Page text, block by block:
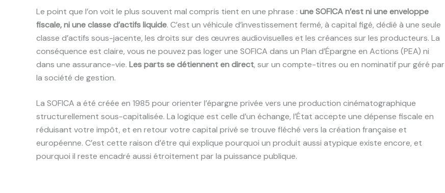
Le point que l’on voit le plus souvent mal compris tient en une phrase : une SOFICA n’est ni une enveloppe
fiscale, ni une classe d’actifs liquide. C’est un véhicule d’investissement fermé, à capital figé, dédié à une seule
classe d’actifs sous-jacente, les droits sur des œuvres audiovisuelles et les créances sur les producteurs. La
conséquence est claire, vous ne pouvez pas loger une SOFICA dans un Plan d’Épargne en Actions (PEA) ni
dans une assurance-vie. Les parts se détiennent en direct, sur un compte-titres ou en nominatif pur géré par
la société de gestion.
La SOFICA a été créée en 1985 pour orienter l’épargne privée vers une production cinématographique
structurellement sous-capitalisée. La logique est celle d’un échange, l’État accepte une dépense fiscale en
réduisant votre impôt, et en retour votre capital privé se trouve fléché vers la création française et
européenne. C’est cette raison d’être qui explique pourquoi un produit aussi atypique existe encore, et
pourquoi il reste encadré aussi étroitement par la puissance publique.